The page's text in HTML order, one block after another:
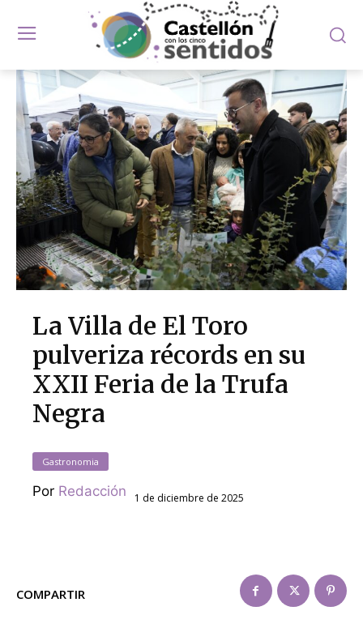
La Villa de El Toro
pulveriza récords en su
XXII Feria de la Trufa
Negra
Gastronomia
Por Redacción 1 de diciembre de 2025
COMPARTIR